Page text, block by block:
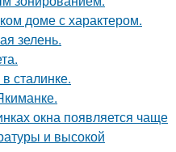
доме с характером.
зелень.
сталинке.
окна появляется чаще
и высокой